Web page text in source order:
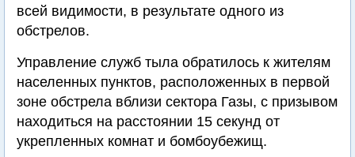
всей видимости, в результате одного из
обстрелов.
Управление служб тыла обратилось к жителям
населенных пунктов, расположенных в первой
зоне обстрела вблизи сектора Газы, с призывом
находиться на расстоянии 15 секунд от
укрепленных комнат и бомбоубежищ.